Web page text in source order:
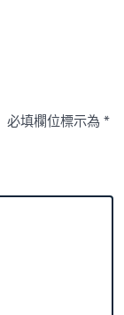
必填欄位標示為*